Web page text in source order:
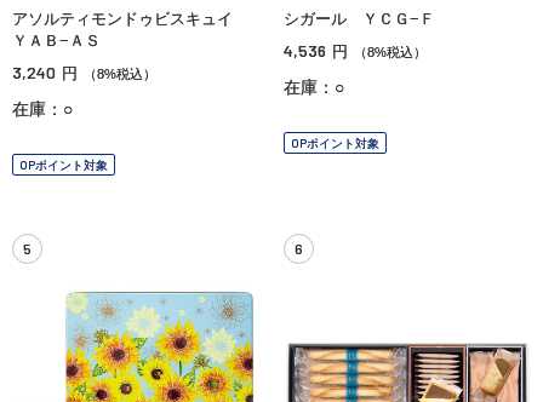
アソルティモンドゥビスキュイ
ＹＡＢ−ＡＳ
3,240 円 （8%税込）
在庫：○
OPポイント対象
シガール ＹＣＧ−Ｆ
4,536 円 （8%税込）
在庫：○
OPポイント対象
5 6